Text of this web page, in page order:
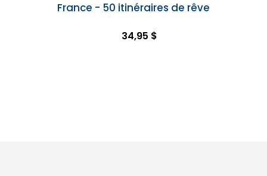
France - 50 itinéraires de rêve
34,95 $